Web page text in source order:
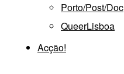
Porto/Post/Doc
QueerLisboa
Acção!